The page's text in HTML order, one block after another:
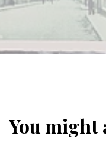
You might